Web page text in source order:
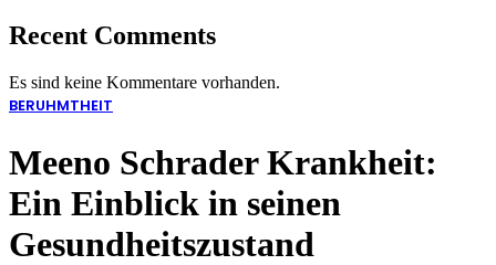
Recent Comments
Es sind keine Kommentare vorhanden.
BERUHMTHEIT
Meeno Schrader Krankheit:
Ein Einblick in seinen
Gesundheitszustand